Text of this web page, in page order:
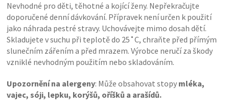
Nevhodné pro děti, těhotné a kojící ženy. Nepřekračujte
doporučené denní dávkování. Přípravek není určen k použití
jako náhrada pestré stravy. Uchovávejte mimo dosah dětí.
Skladujete v suchu při teplotě do 25˚C, chraňte před přímým
slunečním zářením a před mrazem. Výrobce neručí za škody
vzniklé nevhodným použitím nebo skladováním.
Upozornění na alergeny: Může obsahovat stopy mléka,
vajec, sóji, lepku, korýšů, oříšků a arašídů.